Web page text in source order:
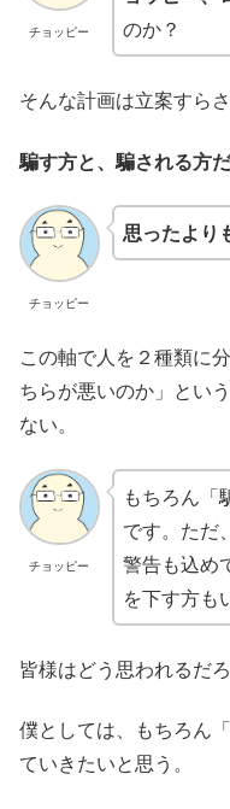
チョッピー
のか？
そんな計画は立案すら
騙す方と、騙される方だ
チョッピー
思ったより
この軸で人を２種類に
ちらが悪いのか」とい
ない。
チョッピー
もちろん「
です。ただ
警告も込め
を下す方も
皆様はどう思われるだ
僕としては、もちろん
ていきたいと思う。